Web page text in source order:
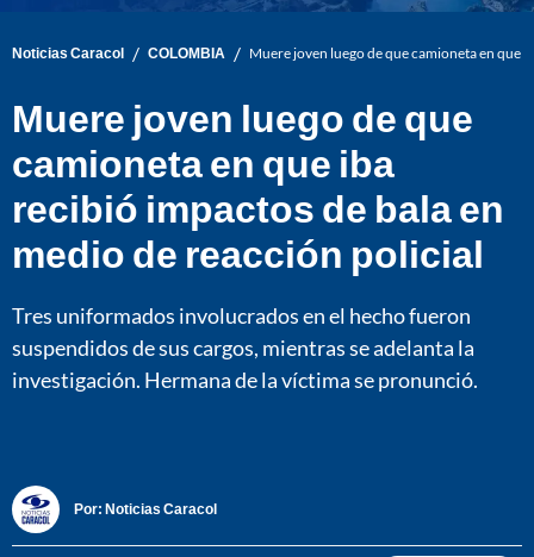
Noticias Caracol / COLOMBIA / Muere joven luego de que camioneta en que
Muere joven luego de que
camioneta en que iba
recibió impactos de bala en
medio de reacción policial
Tres uniformados involucrados en el hecho fueron
suspendidos de sus cargos, mientras se adelanta la
investigación. Hermana de la víctima se pronunció.
Por: Noticias Caracol